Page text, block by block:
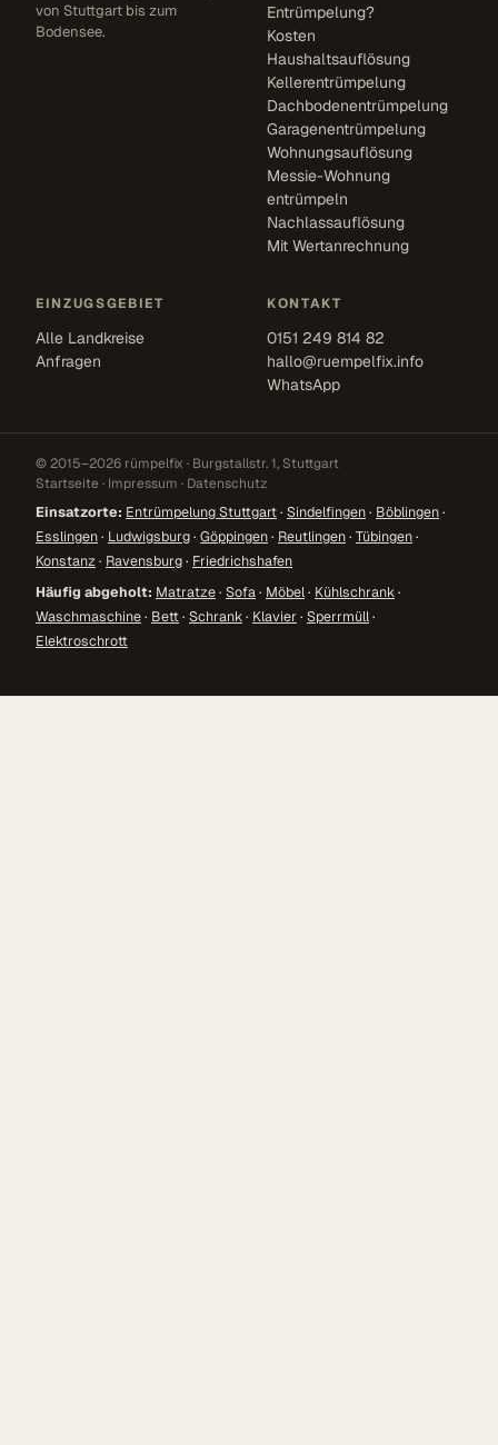
von Stuttgart bis zum
Bodensee.
Entrümpelung?
Kosten
Haushaltsauflösung
Kellerentrümpelung
Dachbodenentrümpelung
Garagenentrümpelung
Wohnungsauflösung
Messie-Wohnung
entrümpeln
Nachlassauflösung
Mit Wertanrechnung
EINZUGSGEBIET
Alle Landkreise
Anfragen
KONTAKT
0151 249 814 82
hallo@ruempelfix.info
WhatsApp
© 2015–2026 rümpelfix · Burgstallstr. 1, Stuttgart
Startseite · Impressum · Datenschutz
Einsatzorte: Entrümpelung Stuttgart· Sindelfingen· Böblingen·
Esslingen· Ludwigsburg· Göppingen· Reutlingen· Tübingen·
Konstanz· Ravensburg· Friedrichshafen
Häufig abgeholt: Matratze· Sofa· Möbel· Kühlschrank·
Waschmaschine· Bett· Schrank· Klavier · Sperrmüll·
Elektroschrott